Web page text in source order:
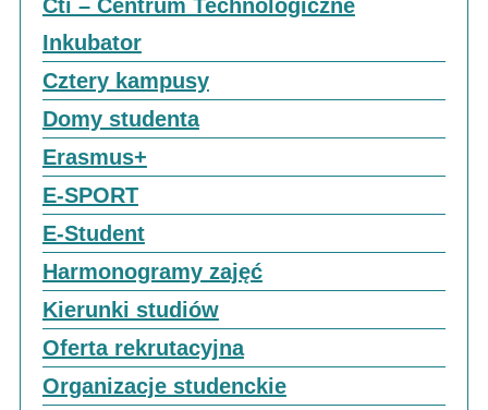
Cti – Centrum Technologiczne
Inkubator
Cztery kampusy
Domy studenta
Erasmus+
E-SPORT
E-Student
Harmonogramy zajęć
Kierunki studiów
Oferta rekrutacyjna
Organizacje studenckie